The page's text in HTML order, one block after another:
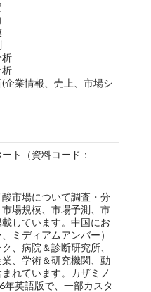
析
析
企業情報、売上、市場シ
ト（資料コード：
市場について調査・分
場規模、市場予測、市
しています。中国にお
ミディアムアンバー）
、病院＆診断研究所、
、学術＆研究機関、動
れています。カザミノ
英語版で、一部カスタ